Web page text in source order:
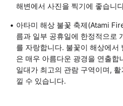
해변에서 사진을 찍기에 좋습니
아타미 해상 불꽃 축제(Atami
름과 일부 공휴일에 한정적으로
를 자랑합니다. 불꽃이 해상에서
은 매우 아름다운 광경을 연출합
일대가 최고의 관람 구역이며,
낄 수 있습니다.